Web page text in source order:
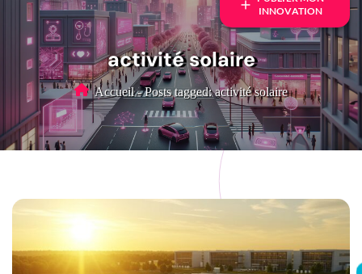
INNOVATION
activité solaire
Accueil - Posts tagged: activité solaire